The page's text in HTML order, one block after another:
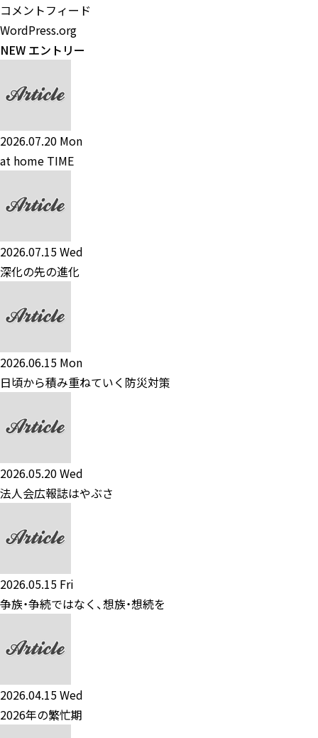
コメントフィード
WordPress.org
NEW エントリー
2026.07.20 Mon
at home TIME
2026.07.15 Wed
深化の先の進化
2026.06.15 Mon
日頃から積み重ねていく防災対策
2026.05.20 Wed
法人会広報誌はやぶさ
2026.05.15 Fri
争族・争続ではなく、想族・想続を
2026.04.15 Wed
2026年の繁忙期